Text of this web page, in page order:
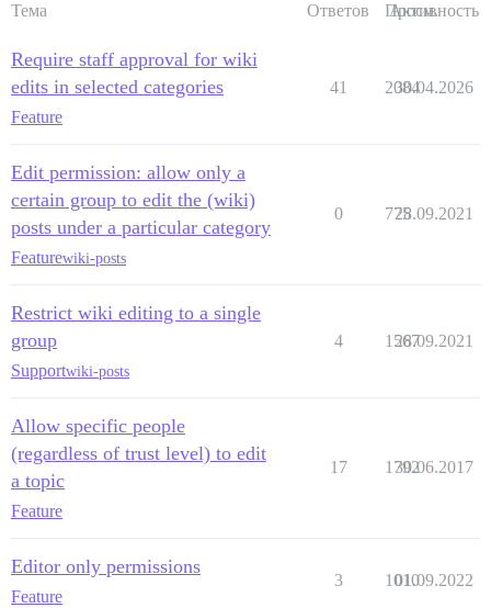
Тема Ответов Просм.
Активность
Require staff approval for wiki
edits in selected categories
Feature
41 2084
30.04.2026
Edit permission: allow only a
certain group to edit the (wiki)
posts under a particular category
Featurewiki-posts
0 775
28.09.2021
Restrict wiki editing to a single
group
Supportwiki-posts
4 1567
28.09.2021
Allow specific people
(regardless of trust level) to edit
a topic
Feature
17 1792
30.06.2017
Editor only permissions
Feature
3 1010
01.09.2022